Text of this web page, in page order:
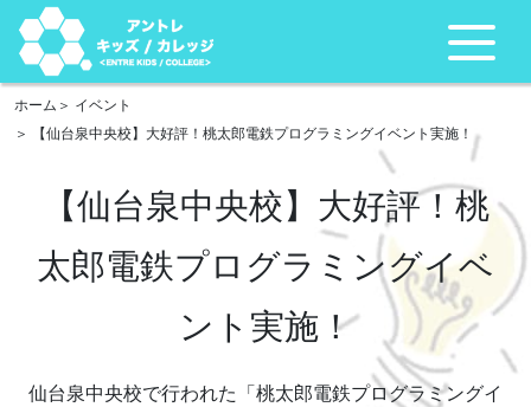
ホーム
イベント
【仙台泉中央校】大好評！桃太郎電鉄プログラミングイベント実施！
【仙台泉中央校】大好評！桃
太郎電鉄プログラミングイベ
ント実施！
仙台泉中央校で行われた「桃太郎電鉄プログラミングイ